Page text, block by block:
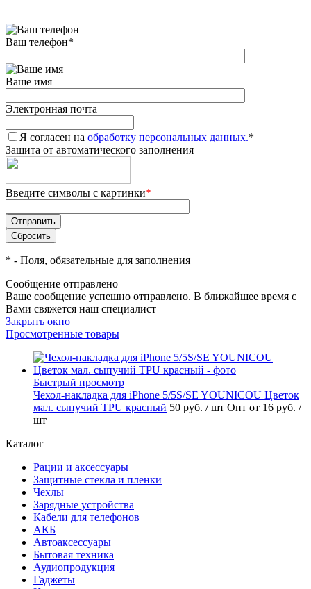
Ваш телефон*
Ваше имя
Электронная почта
Я согласен на обработку персональных данных.*
Защита от автоматического заполнения
Введите символы с картинки*
* - Поля, обязательные для заполнения
Сообщение отправлено
Ваше сообщение успешно отправлено. В ближайшее время с
Вами свяжется наш специалист
Закрыть окно
Просмотренные товары
Быстрый просмотр
Чехол-накладка для iPhone 5/5S/SE YOUNICOU Цветок
мал. сыпучий TPU красный 50 руб. / шт Опт от 16 руб. /
шт
Каталог
Рации и аксессуары
Защитные стекла и пленки
Чехлы
Зарядные устройства
Кабели для телефонов
АКБ
Автоаксессуары
Бытовая техника
Аудиопродукция
Гаджеты